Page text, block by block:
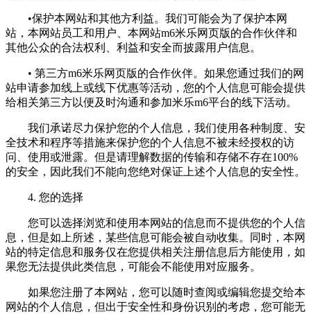
•保护本网站和其他方利益。我们可能会为了保护本网
站，本网站员工和用户、本网站m6米乐网页版的合作伙伴和
其他公众的合法权利、利益和安全而披露用户信息。
• 第三方m6米乐网页版的合作伙伴。如果您通过我们的网
站申请参加线上或线下优惠等活动，您的个人信息可能会提供
给相关第三方以便及时沟通和参加米乐m6平台的线下活动。
我们承诺尽力保护您的个人信息，我们使用各种制度、安
全技术和程序等措施来保护您的个人信息不被未经授权的访
问、使用或泄露。但是请理解数据的传输和存储不存在100%
的安全，因此我们不能向您绝对保证上述个人信息的安全性。
4. 您的选择
您可以选择浏览和使用本网站的信息而不提供您的个人信
息，但是如上所述，某些信息可能会被自动收集。同时，本网
站的特定信息和服务仅在您提供相关注册信息后方能使用，如
果您无法提供此类信息，可能会不能使用对应服务。
如果您注册了本网站，您可以随时查阅或编辑您提交给本
网站的个人信息，但出于安全性和身份识别的考虑，您可能无